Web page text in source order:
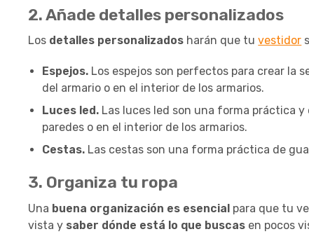
2. Añade detalles personalizados
Los detalles personalizados harán que tuvestidor
Espejos. Los espejos son perfectos para crear la
del armario o en el interior de los armarios.
Luces led. Las luces led son una forma práctica
paredes o en el interior de los armarios.
Cestas. Las cestas son una forma práctica de
3. Organiza tu ropa
Una buena organización es esencial para que tu
vista y saber dónde está lo que buscas en pocos